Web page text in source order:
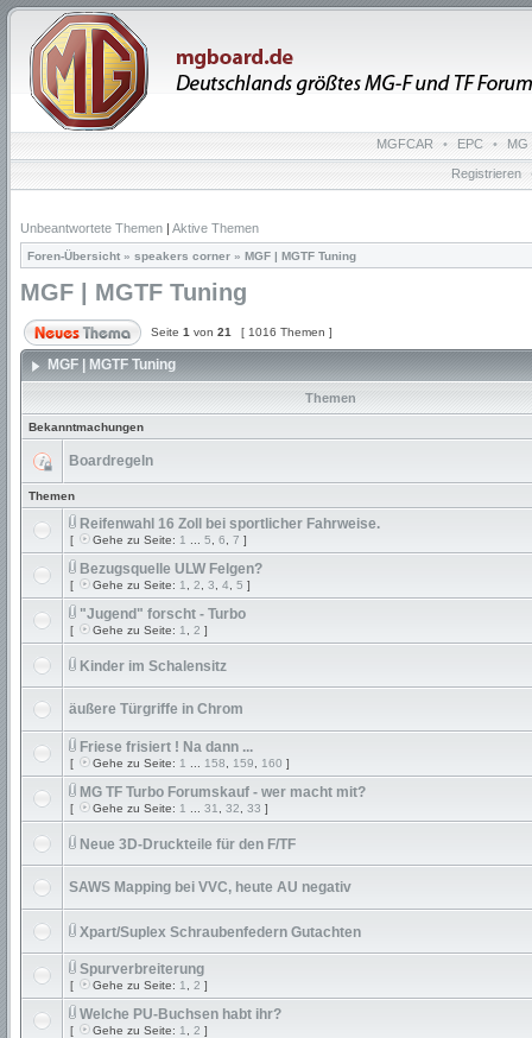
MGFCAR • EPC • MG
Registrieren
Unbeantwortete Themen | Aktive Themen
Foren-Übersicht » speakers corner » MGF | MGTF Tuning
MGF | MGTF Tuning
Seite 1 von 21 [ 1016 Themen ]
MGF | MGTF Tuning
Themen
Bekanntmachungen
Boardregeln
Themen
Reifenwahl 16 Zoll bei sportlicher Fahrweise.
[ Gehe zu Seite: 1 5 6 7 ]
Bezugsquelle ULW Felgen?
[ Gehe zu Seite: 1 2 3 4 5 ]
"Jugend" forscht - Turbo
[ Gehe zu Seite: 1 2 ]
Kinder im Schalensitz
äußere Türgriffe in Chrom
Friese frisiert ! Na dann ...
[ Gehe zu Seite: 1 158 159 160 ]
MG TF Turbo Forumskauf - wer macht mit?
[ Gehe zu Seite: 1 31 32 33 ]
Neue 3D-Druckteile für den F/TF
SAWS Mapping bei VVC, heute AU negativ
Xpart/Suplex Schraubenfedern Gutachten
Spurverbreiterung
[ Gehe zu Seite: 1 2 ]
Welche PU-Buchsen habt ihr?
[ Gehe zu Seite: 1 2 ]